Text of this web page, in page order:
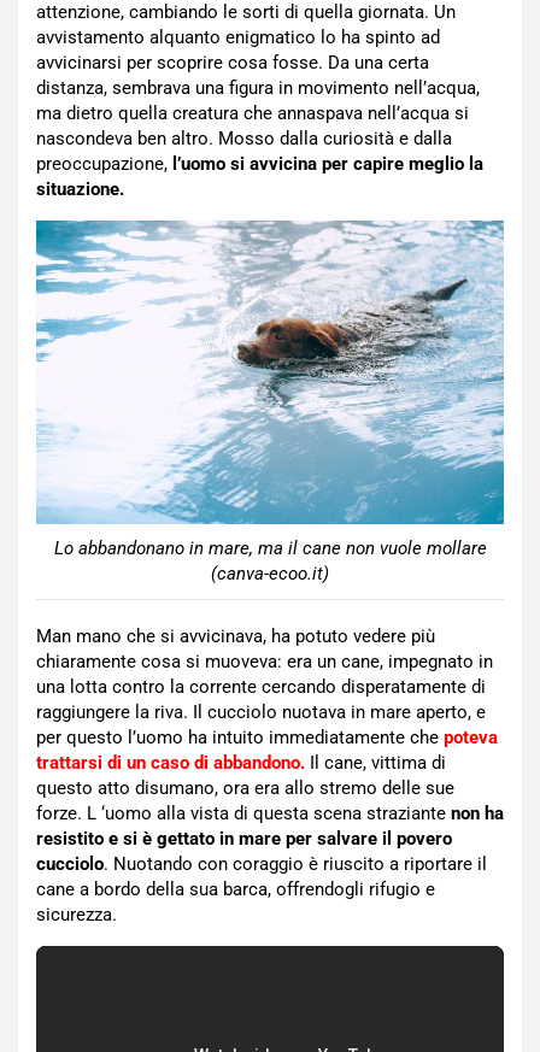
attenzione, cambiando le sorti di quella giornata. Un
avvistamento alquanto enigmatico lo ha spinto ad
avvicinarsi per scoprire cosa fosse. Da una certa
distanza, sembrava una figura in movimento nell’acqua,
ma dietro quella creatura che annaspava nell’acqua si
nascondeva ben altro. Mosso dalla curiosità e dalla
preoccupazione, l’uomo si avvicina per capire meglio la
situazione.
Lo abbandonano in mare, ma il cane non vuole mollare
(canva-ecoo.it)
Man mano che si avvicinava, ha potuto vedere più
chiaramente cosa si muoveva: era un cane, impegnato in
una lotta contro la corrente cercando disperatamente di
raggiungere la riva. Il cucciolo nuotava in mare aperto, e
per questo l’uomo ha intuito immediatamente che poteva
trattarsi di un caso di abbandono. Il cane, vittima di
questo atto disumano, ora era allo stremo delle sue
forze. L ‘uomo alla vista di questa scena straziante non ha
resistito e si è gettato in mare per salvare il povero
cucciolo. Nuotando con coraggio è riuscito a riportare il
cane a bordo della sua barca, offrendogli rifugio e
sicurezza.